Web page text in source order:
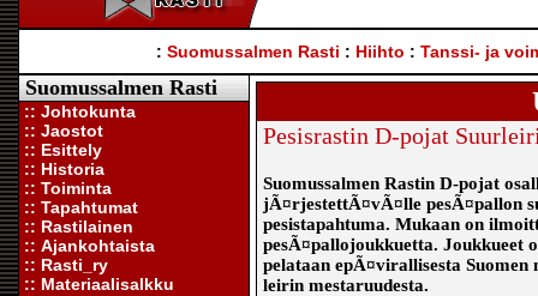
: Suomussalmen Rasti : Hiihto : Tanssi- ja
Suomussalmen Rasti
:: Johtokunta
:: Jaostot
:: Esittely
:: Historia
:: Toiminta
:: Tapahtumat
:: Rastilainen
:: Ajankohtaista
:: Rasti_ry
:: Materiaalisalkku
Pesisrastin D-pojat
Suomussalmen Rastin D-pojat
jÃ¤rjestettÃ¤vÃ¤lle pesÃ¤pallon
pesistapahtuma. Mukaan on
pesÃ¤pallojoukkuetta. Joukkueet
pelataan epÃ¤virallisesta
leirin mestaruudesta.